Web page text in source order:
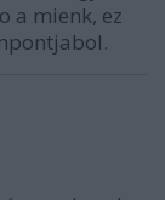
a mienk, ez